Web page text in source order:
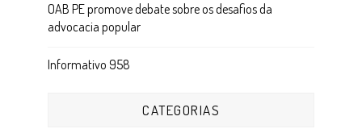
OAB PE promove debate sobre os desafios da
advocacia popular
Informativo 958
CATEGORIAS